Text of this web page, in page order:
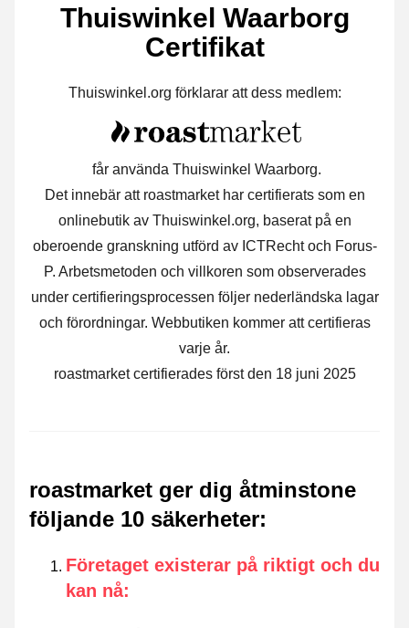
Thuiswinkel Waarborg
Certifikat
Thuiswinkel.org förklarar att dess medlem:
får använda Thuiswinkel Waarborg.
Det innebär att roastmarket har certifierats som en
onlinebutik av Thuiswinkel.org, baserat på en
oberoende granskning utförd av ICTRecht och Forus-
P. Arbetsmetoden och villkoren som observerades
under certifieringsprocessen följer nederländska lagar
och förordningar. Webbutiken kommer att certifieras
varje år.
roastmarket certifierades först den 18 juni 2025
roastmarket ger dig åtminstone
följande 10 säkerheter:
Företaget existerar på riktigt och du
kan nå: